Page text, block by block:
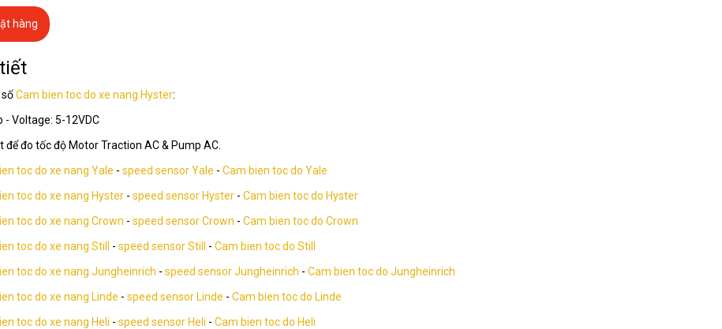
hàng
Cam bien toc do xe nang Hyster:
- Voltage: 5-12VDC
để đo tốc độ Motor Traction AC & Pump AC.
toc do xe nang Yale - speed sensor Yale - Cam bien toc do Yale
toc do xe nang Hyster - speed sensor Hyster - Cam bien toc do Hyster
toc do xe nang Crown - speed sensor Crown - Cam bien toc do Crown
toc do xe nang Still
- speed sensor Still - Cam bien toc do Still
toc do xe nang Jungheinrich - speed sensor Jungheinrich - Cam bien toc do Jungheinrich
toc do xe nang Linde - speed sensor Linde - Cam bien toc do Linde
toc do xe nang Heli - speed sensor Heli - Cam bien toc do Heli